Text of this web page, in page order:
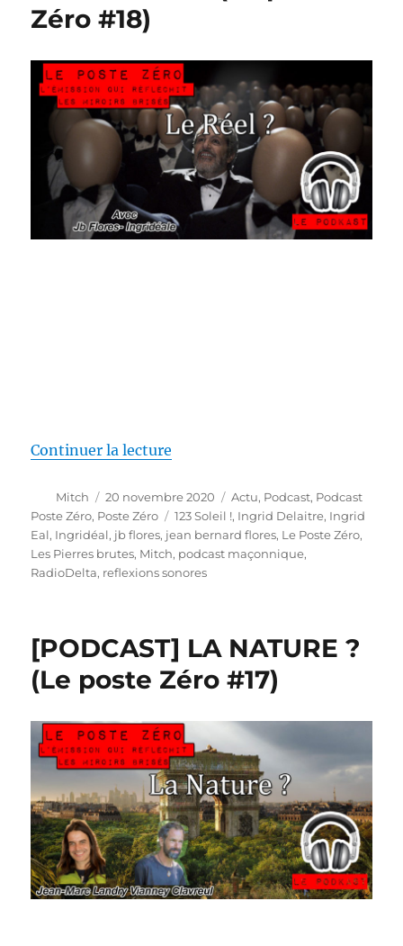
Zéro #18)
Continuer la lecture
Auteur
Mitch
Publié
le
20 novembre 2020 Catégories
Actu, Podcast, Podcast
Poste Zéro, Poste Zéro Étiquettes
123 Soleil !, Ingrid Delaitre, Ingrid
Eal, Ingridéal, jb flores, jean bernard flores, Le Poste Zéro,
Les Pierres brutes, Mitch, podcast maçonnique,
RadioDelta, reflexions sonores
[PODCAST] LA NATURE ?
(Le poste Zéro #17)